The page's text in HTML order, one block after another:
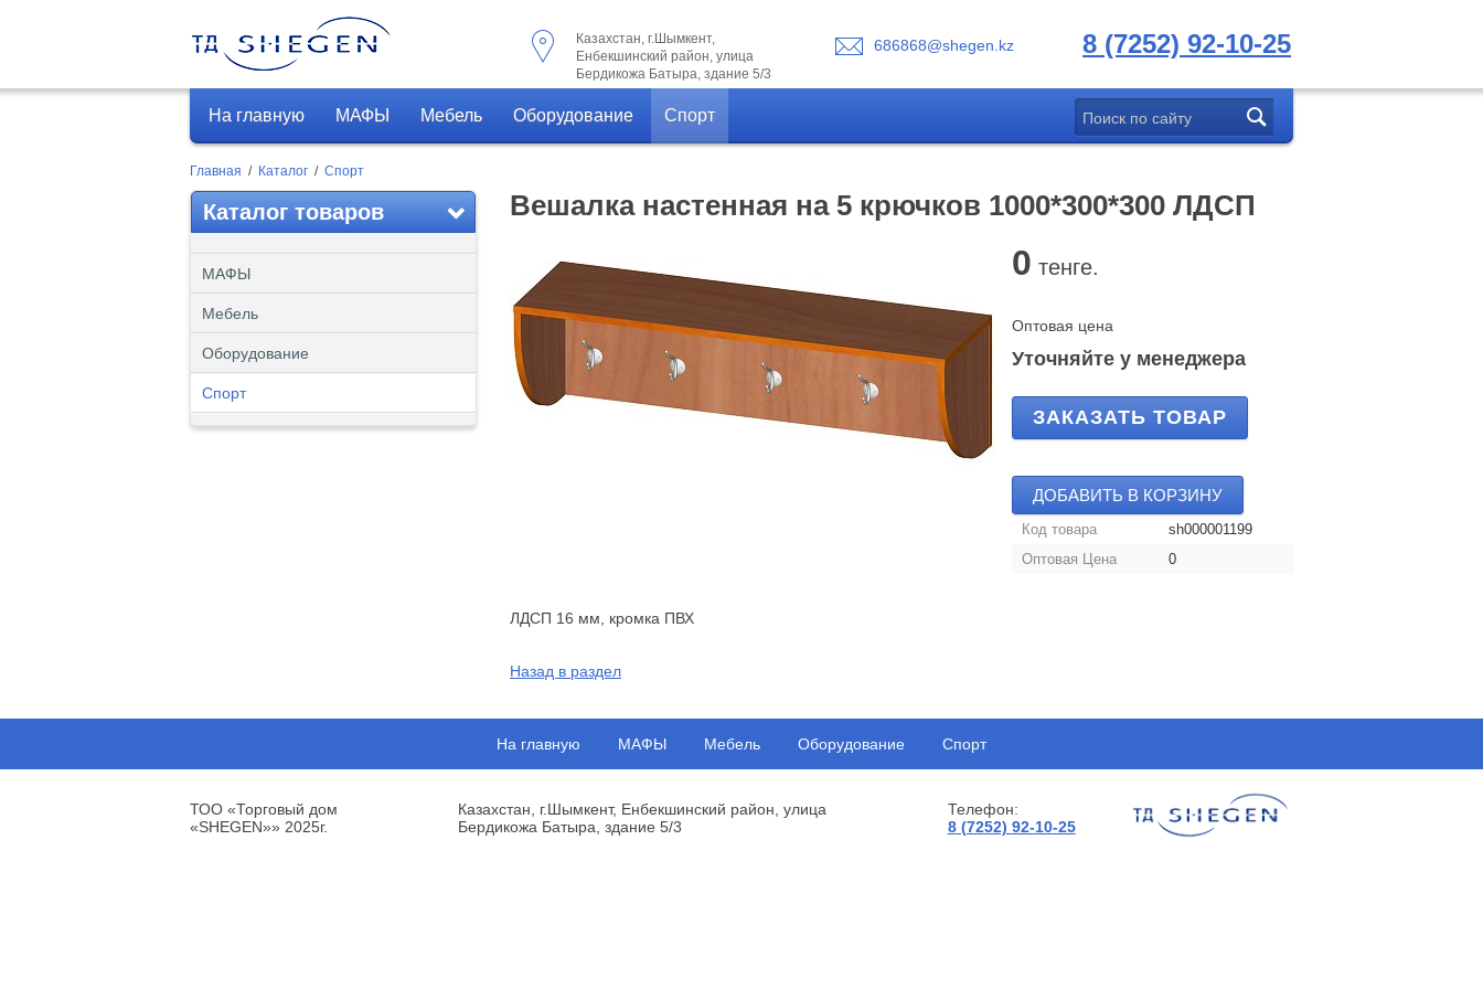
Казахстан, г.Шымкент,
Енбекшинский район, улица
Бердикожа Батыра, здание 5/3
686868@shegen.kz 8 (7252) 92-10-25
На главную МАФЫ Мебель Оборудование Спорт
Главная / Каталог / Спорт
Каталог товаров
МАФЫ
Мебель
Оборудование
Спорт
Вешалка настенная на 5 крючков 1000*300*300 ЛДСП
0 тенге.
Оптовая цена
Уточняйте у менеджера
ЗАКАЗАТЬ ТОВАР
ДОБАВИТЬ В КОРЗИНУ
Код товара
sh000001199
Оптовая Цена
0
ЛДСП 16 мм, кромка ПВХ
Назад в раздел
На главную МАФЫ Мебель Оборудование Спорт
ТОО «Торговый дом
«SHEGEN»» 2025г.
Казахстан, г.Шымкент, Енбекшинский район, улица
Бердикожа Батыра, здание 5/3
Телефон:
8 (7252) 92-10-25